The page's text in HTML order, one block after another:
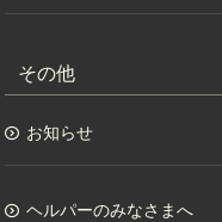
その他
お知らせ
ヘルパーのみなさまへ